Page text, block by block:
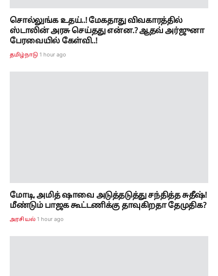
சொல்லுங்க உதய்..! மேகதாது விவகாரத்தில்
ஸ்டாலின் அரசு செய்தது என்ன.? ஆதவ் அர்ஜுனா
பேரவையில் கேள்வி..!
தமிழ்நாடு 1 hour ago
மோடி, அமித் ஷாவை அடுத்தடுத்து சந்தித்த சுதீஷ்!
மீண்டும் பாஜக கூட்டணிக்கு தாவுகிறதா தேமுதிக?
அரசியல் 1 hour ago